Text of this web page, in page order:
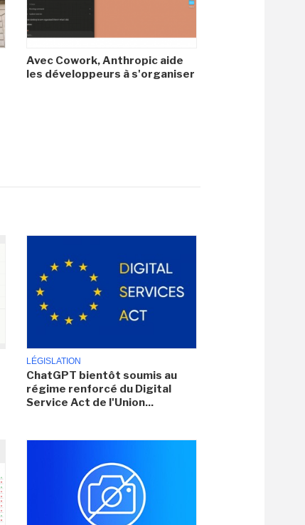
Avec Cowork, Anthropic aide
les développeurs à s'organiser
LÉGISLATION
ChatGPT bientôt soumis au
régime renforcé du Digital
Service Act de l'Union...